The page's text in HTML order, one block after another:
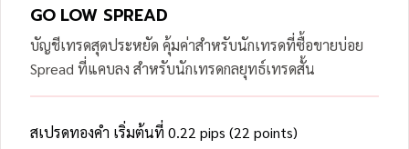
GO LOW SPREAD
บัญชีเทรดสุดประหยัด คุ้มค่าสำหรับนักเทรดที่ซื้อขายบ่อย
Spread ที่แคบลง สำหรับนักเทรดกลยุทธ์เทรดสั้น
สเปรดทองคำ เริ่มต้นที่ 0.22 pips (22 points)